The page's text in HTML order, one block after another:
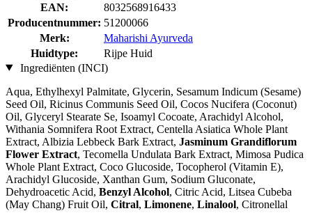
EAN:
8032568916433
Producentnummer: 51200066
Merk:
Maharishi Ayurveda
Huidtype:
Rijpe Huid
Ingrediënten (INCI)
Aqua, Ethylhexyl Palmitate, Glycerin, Sesamum Indicum (Sesame)
Seed Oil, Ricinus Communis Seed Oil, Cocos Nucifera (Coconut)
Oil, Glyceryl Stearate Se, Isoamyl Cocoate, Arachidyl Alcohol,
Withania Somnifera Root Extract, Centella Asiatica Whole Plant
Extract, Albizia Lebbeck Bark Extract, Jasminum Grandiflorum
Flower Extract, Tecomella Undulata Bark Extract, Mimosa Pudica
Whole Plant Extract, Coco Glucoside, Tocopherol (Vitamin E),
Arachidyl Glucoside, Xanthan Gum, Sodium Gluconate,
Dehydroacetic Acid, Benzyl Alcohol, Citric Acid, Litsea Cubeba
(May Chang) Fruit Oil, Citral, Limonene, Linalool, Citronellal